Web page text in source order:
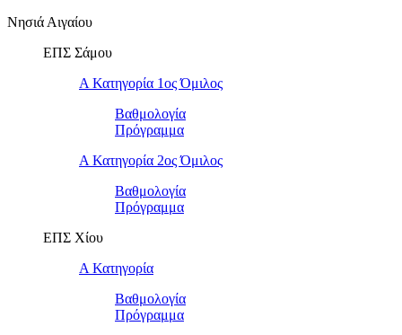
Νησιά Αιγαίου
ΕΠΣ Σάμου
Α Κατηγορία 1ος Όμιλος
Βαθμολογία
Πρόγραμμα
Α Κατηγορία 2ος Όμιλος
Βαθμολογία
Πρόγραμμα
ΕΠΣ Χίου
Α Κατηγορία
Βαθμολογία
Πρόγραμμα